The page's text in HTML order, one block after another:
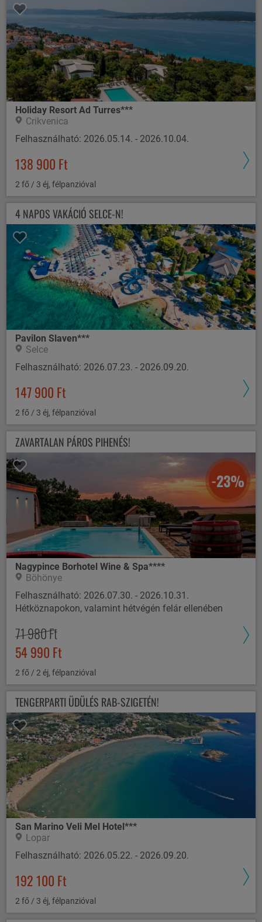
Holiday Resort Ad Turres***
Crikvenica
Felhasználható: 2026.05.14. - 2026.10.04.
138 900 Ft
2 fő / 3 éj, félpanzióval
4 NAPOS VAKÁCIÓ SELCE-N!
Pavilon Slaven***
Selce
Felhasználható: 2026.07.23. - 2026.09.20.
147 900 Ft
2 fő / 3 éj, félpanzióval
ZAVARTALAN PÁROS PIHENÉS!
-23%
Nagypince Borhotel Wine & Spa****
Böhönye
Felhasználható: 2026.07.30. - 2026.10.31.
Hétköznapokon, valamint hétvégén felár ellenében
71 980 Ft
54 990 Ft
2 fő / 2 éj, félpanzióval
TENGERPARTI ÜDÜLÉS RAB-SZIGETÉN!
San Marino Veli Mel Hotel***
Lopar
Felhasználható: 2026.05.22. - 2026.09.20.
192 100 Ft
2 fő / 3 éj, félpanzióval